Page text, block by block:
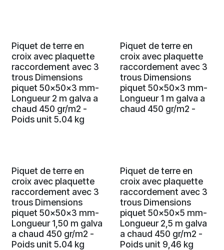
Piquet de terre en
croix avec plaquette
raccordement avec 3
trous Dimensions
piquet 50x50x3 mm-
Longueur 2 m galva a
chaud 450 gr/m2 -
Poids unit 5.04 kg
Piquet de terre en
croix avec plaquette
raccordement avec 3
trous Dimensions
piquet 50x50x3 mm-
Longueur 1 m galva a
chaud 450 gr/m2 -
Piquet de terre en
croix avec plaquette
raccordement avec 3
trous Dimensions
piquet 50x50x3 mm-
Longueur 1,50 m galva
a chaud 450 gr/m2 -
Poids unit 5.04 kg
Piquet de terre en
croix avec plaquette
raccordement avec 3
trous Dimensions
piquet 50x50x5 mm-
Longueur 2,5 m galva
a chaud 450 gr/m2 -
Poids unit 9,46 kg